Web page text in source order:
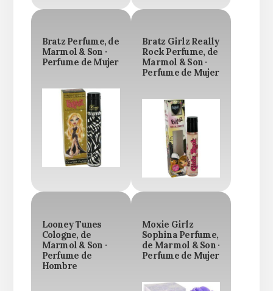
Bratz Perfume, de
Marmol & Son ·
Perfume de Mujer
Bratz Girlz Really
Rock Perfume, de
Marmol & Son ·
Perfume de Mujer
Looney Tunes
Cologne, de
Marmol & Son ·
Perfume de
Hombre
Moxie Girlz
Sophina Perfume,
de Marmol & Son ·
Perfume de Mujer